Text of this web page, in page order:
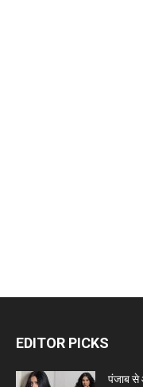
EDITOR PICKS
पंजाब से